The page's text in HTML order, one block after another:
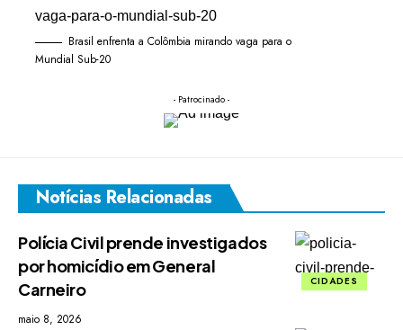
Brasil enfrenta a Colômbia mirando vaga para o
Mundial Sub-20
- Patrocinado -
Notícias Relacionadas
CIDADES
Polícia Civil prende investigados
por homicídio em General
Carneiro
maio 8, 2026